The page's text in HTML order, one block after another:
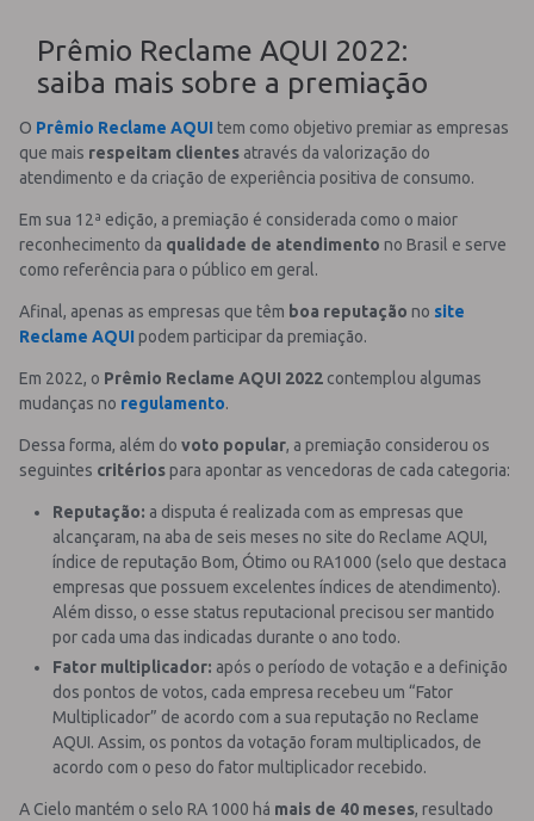
Prêmio Reclame AQUI 2022:
saiba mais sobre a premiação
O Prêmio Reclame AQUI tem como objetivo premiar as empresas
que mais respeitam clientes através da valorização do
atendimento e da criação de experiência positiva de consumo.
Em sua 12ª edição, a premiação é considerada como o maior
reconhecimento da qualidade de atendimento no Brasil e serve
como referência para o público em geral.
Afinal, apenas as empresas que têm boa reputação no site
Reclame AQUI podem participar da premiação.
Em 2022, o Prêmio Reclame AQUI 2022 contemplou algumas
mudanças no regulamento.
Dessa forma, além do voto popular, a premiação considerou os
seguintes critériospara apontar as vencedoras de cada categoria:
Reputação: a disputa é realizada com as empresas que
alcançaram, na aba de seis meses no site do Reclame AQUI,
índice de reputação Bom, Ótimo ou RA1000 (selo que destaca
empresas que possuem excelentes índices de atendimento).
Além disso, o esse status reputacional precisou ser mantido
por cada uma das indicadas durante o ano todo.
Fator multiplicador: após o período de votação e a definição
dos pontos de votos, cada empresa recebeu um “Fator
Multiplicador” de acordo com a sua reputação no Reclame
AQUI. Assim, os pontos da votação foram multiplicados, de
acordo com o peso do fator multiplicador recebido.
A Cielo mantém o selo RA 1000 há mais de 40 meses, resultado